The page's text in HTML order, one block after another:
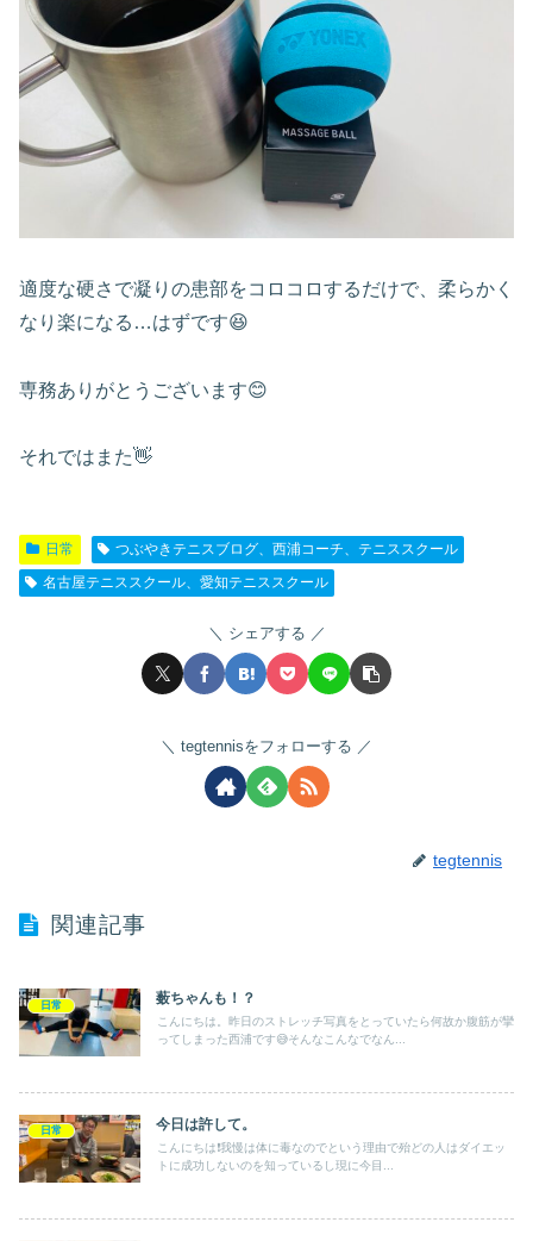
適度な硬さで凝りの患部をコロコロするだけで、柔らかく
なり楽になる…はずです😆
専務ありがとうございます😊
それではまた👋
日常
つぶやきテニスブログ、西浦コーチ、テニススクール
名古屋テニススクール、愛知テニススクール
シェアする
tegtennisをフォローする
tegtennis
関連記事
日常 薮ちゃんも！？
こんにちは。昨日のストレッチ写真をとっていたら何故か腹筋が攣
ってしまった西浦です😅そんなこんなでなん...
日常 今日は許して。
こんにちは❗️我慢は体に毒なのでという理由で殆どの人はダイエッ
トに成功しないのを知っているし現に今目...